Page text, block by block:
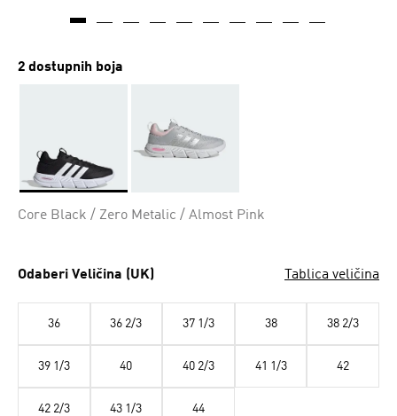
2 dostupnih boja
Core Black / Zero Metalic / Almost Pink
Odaberi Veličina (UK) Tablica veličina
36 36 2/3 37 1/3 38 38 2/3
39 1/3 40 40 2/3 41 1/3 42
42 2/3 43 1/3 44